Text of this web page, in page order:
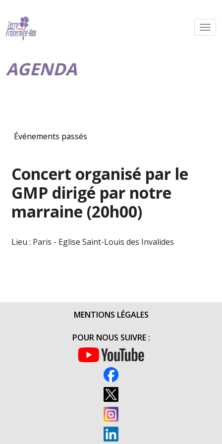
AGENDA
Événements passés
Concert organisé par le
GMP dirigé par notre
marraine (20h00)
Lieu : Paris - Eglise Saint-Louis des Invalides
MENTIONS LÉGALES
POUR NOUS SUIVRE :